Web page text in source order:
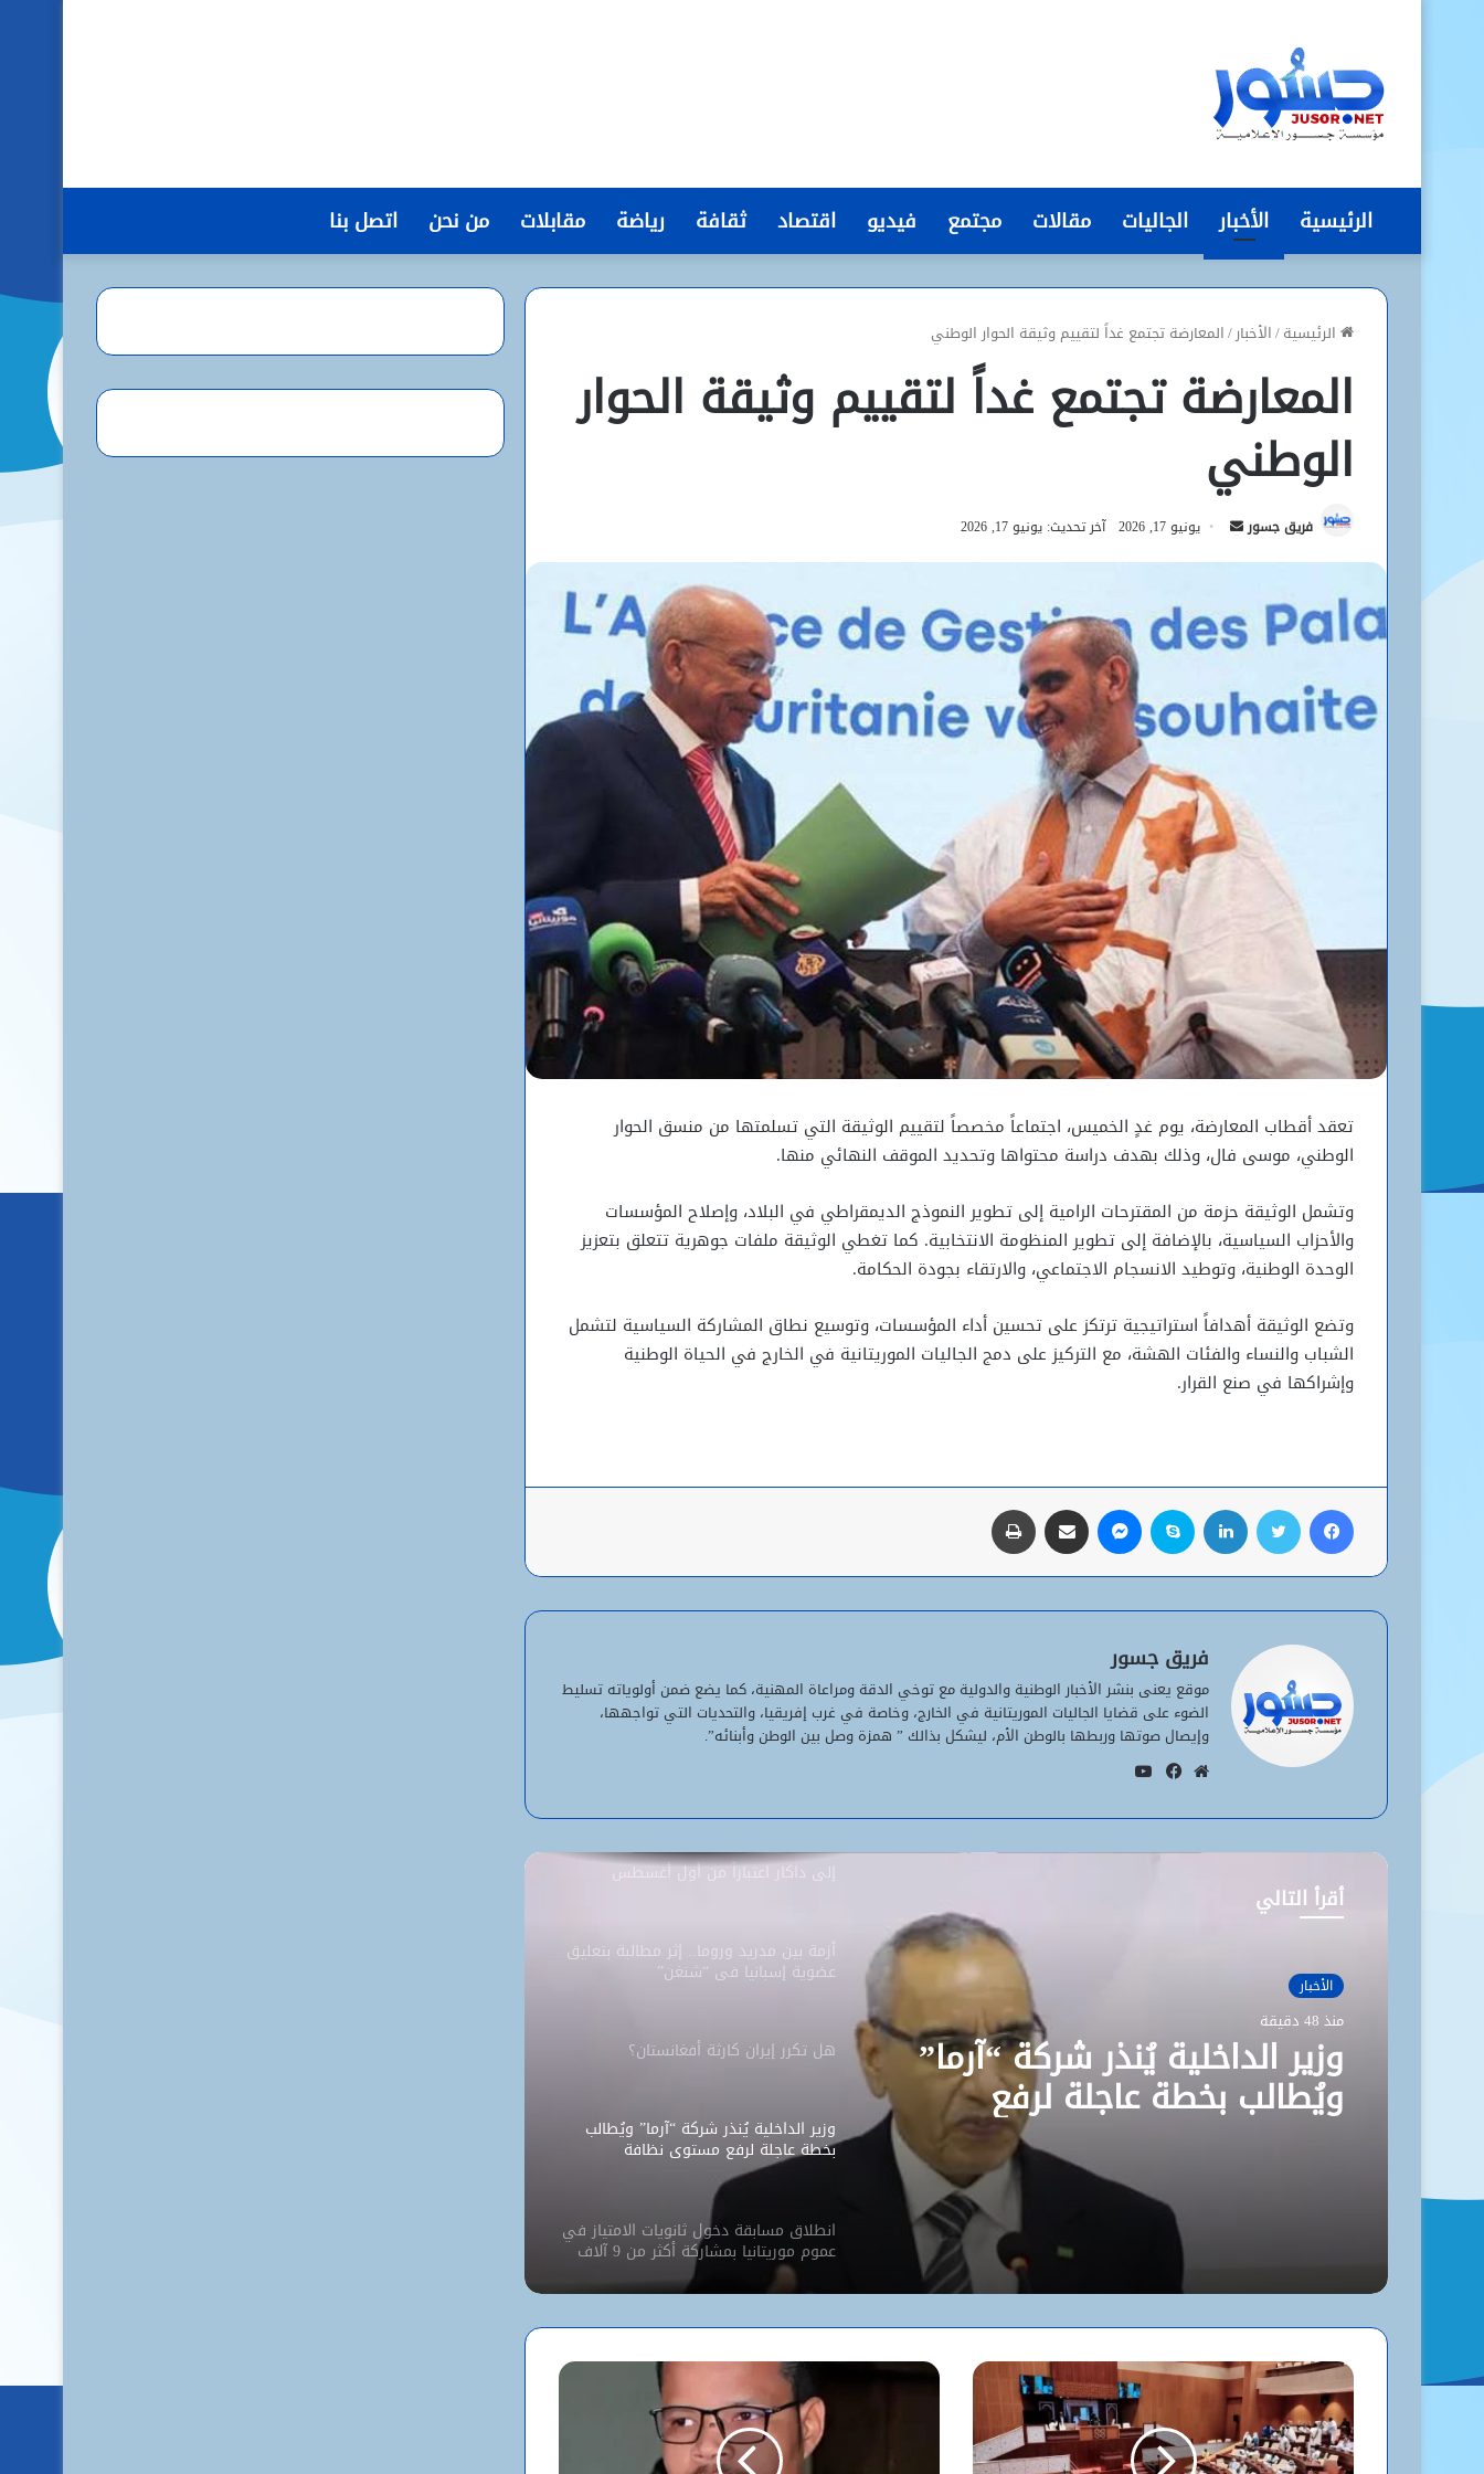
الرئيسية الأخبار الجاليات مقالات مجتمع فيديو اقتصاد ثقافة رياضة مقابلات من نحن اتصل بنا
الرئيسية/الأخبار/المعارضة تجتمع غداً لتقييم وثيقة الحوار الوطني
المعارضة تجتمع غداً لتقييم وثيقة الحوار
الوطني
فريق جسور
أرسل يونيو 17, 2026 آخر تحديث: يونيو 17, 2026
تعقد أقطاب المعارضة، يوم غدٍ الخميس، اجتماعاً مخصصاً لتقييم الوثيقة التي تسلمتها من منسق الحوار
الوطني، موسى فال، وذلك بهدف دراسة محتواها وتحديد الموقف النهائي منها.
وتشمل الوثيقة حزمة من المقترحات الرامية إلى تطوير النموذج الديمقراطي في البلاد، وإصلاح المؤسسات
والأحزاب السياسية، بالإضافة إلى تطوير المنظومة الانتخابية. كما تغطي الوثيقة ملفات جوهرية تتعلق بتعزيز
الوحدة الوطنية، وتوطيد الانسجام الاجتماعي، والارتقاء بجودة الحكامة.
وتضع الوثيقة أهدافاً استراتيجية ترتكز على تحسين أداء المؤسسات، وتوسيع نطاق المشاركة السياسية لتشمل
الشباب والنساء والفئات الهشة، مع التركيز على دمج الجاليات الموريتانية في الخارج في الحياة الوطنية
وإشراكها في صنع القرار.
فيسبوك تويتر لينكدإن سكايب ماسنجر مشاركة عبر البريد
فريق جسور
موقع يعنى بنشر الأخبار الوطنية والدولية مع توخي الدقة ومراعاة المهنية، كما يضع ضمن أولوياته تسليط
الضوء على قضايا الجاليات الموريتانية في الخارج، وخاصة في غرب إفريقيا، والتحديات التي تواجهها،
وإيصال صوتها وربطها بالوطن الأم، ليشكل بذالك ” همزة وصل بين الوطن وأبنائه”.
الويب
أقرأ التالي
الأخبار
منذ 48 دقيقة
وزير الداخلية يُنذر شركة “آرما”
ويُطالب بخطة عاجلة لرفع
مستوى نظافة نواكشوط
الحوض الشرقي وكوركول (الجمعة)
سنوات الماضية أرست أسساً لاقتصاد أكثر
استقلالية وسيادة
“بنكيلي” يتصدر خدمات الدفع الإلكتروني
السفارة الأمريكية تحيل طلبات التأشيرة
إلى داكار اعتباراً من أول أغسطس
أزمة بين مدريد وروما.. إثر مطالبة بتعليق
عضوية إسبانيا في “شنغن”
هل تكرر إيران كارثة أفغانستان؟
وزير الداخلية يُنذر شركة “آرما” ويُطالب
بخطة عاجلة لرفع مستوى نظافة
نواكشوط
انطلاق مسابقة دخول ثانويات الامتياز في
عموم موريتانيا بمشاركة أكثر من 9 آلاف
مترشح
كيف استخدم الاحتلال سلاح الإبعاد للتفرد
البيت الأبيض يفتح أخطر ملفات كورونا..
ماذا حدث داخل مختبر ووهان؟